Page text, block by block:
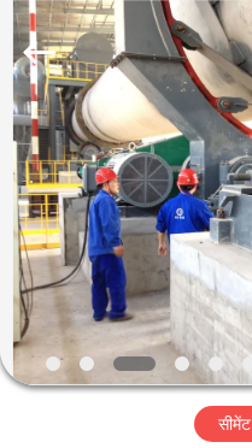
घर
उत्पादों
वीआर
दिखाएँ
हमारे
Luoyang
Zhongtai
Industries
CO.,LTD.
Rights
Reserved.
सीमेंट